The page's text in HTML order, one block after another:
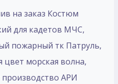
на заказ Костюм
для кадетов МЧС,
пожарный тк Патруль,
цвет морская волна,
АРИ